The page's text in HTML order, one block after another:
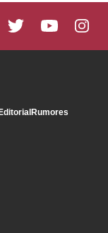
Rumores